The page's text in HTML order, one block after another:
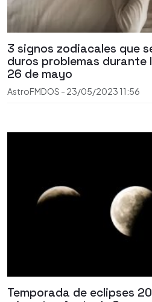
3 signos zodiacales que
duros problemas durante
26 de mayo
AstroFMDOS - 23/05/2023 11:56
Temporada de eclipses